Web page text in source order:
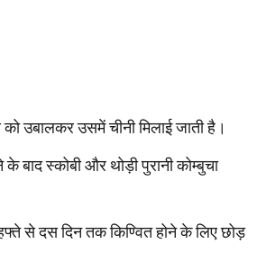
उबालकर उसमें चीनी मिलाई जाती है।
के बाद स्कोबी और थोड़ी पुरानी कोम्बुचा
से दस दिन तक किण्वित होने के लिए छोड़